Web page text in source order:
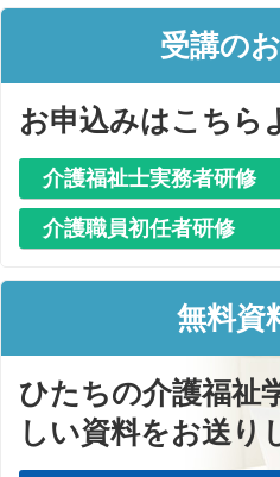
受講の
お申込みはこちら
介護福祉士実務者研修
介護職員初任者研修
無料資
ひたちの介護福祉
しい資料をお送り